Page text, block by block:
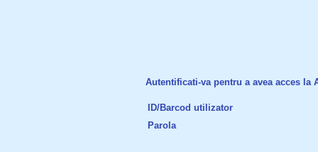
Autentificati-va pentru a avea acces
ID/Barcod utilizator
Parola